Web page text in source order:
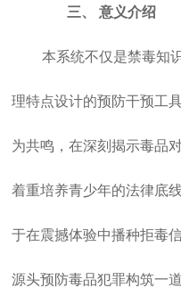
三、意义介绍
本系统不仅是禁毒知
理特点设计的预防干预工
为共鸣，在深刻揭示毒品
着重培养青少年的法律底
于在震撼体验中播种拒毒
源头预防毒品犯罪构筑一